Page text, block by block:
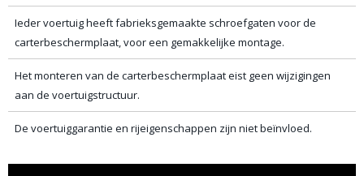
Ieder voertuig heeft fabrieksgemaakte schroefgaten voor de
carterbeschermplaat, voor een gemakkelijke montage.
Het monteren van de carterbeschermplaat eist geen wijzigingen
aan de voertuigstructuur.
De voertuiggarantie en rijeigenschappen zijn niet beïnvloed.